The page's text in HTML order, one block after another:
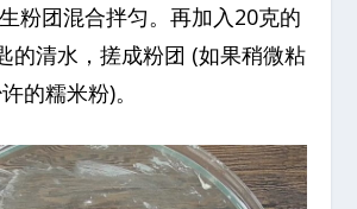
粉团混合拌匀。再加入20克的
的清水，搓成粉团 (如果稍微粘
的糯米粉)。